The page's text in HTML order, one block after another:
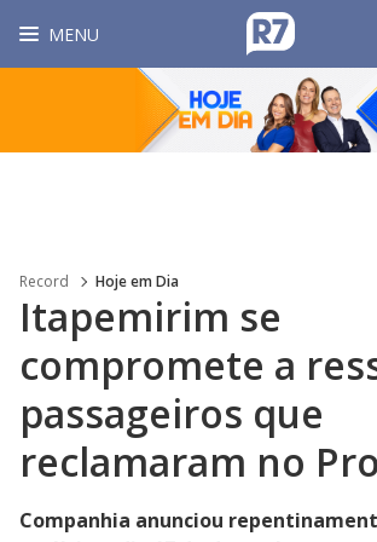
MENU
Record Hoje em Dia
Itapemirim se
compromete a
passageiros que
reclamaram no
Companhia anunciou